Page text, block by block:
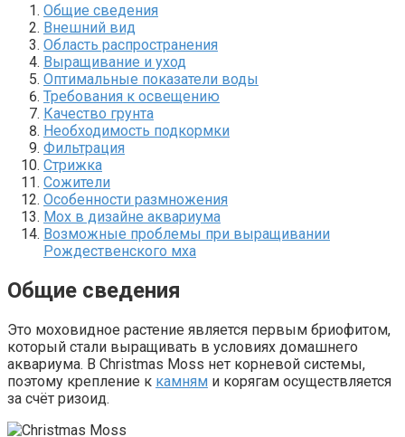
Общие сведения
Внешний вид
Область распространения
Выращивание и уход
Оптимальные показатели воды
Требования к освещению
Качество грунта
Необходимость подкормки
Фильтрация
Стрижка
Сожители
Особенности размножения
Мох в дизайне аквариума
Возможные проблемы при выращивании
Рождественского мха
Общие сведения
Это моховидное растение является первым бриофитом,
который стали выращивать в условиях домашнего
аквариума. В Christmas Moss нет корневой системы,
поэтому крепление к камням и корягам осуществляется
за счёт ризоид.